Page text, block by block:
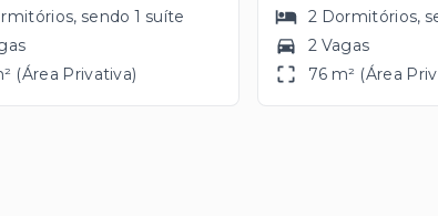
, sendo1 suíte
(Área Privativa)
2 Dormitórios,
2 Vagas
76 m² (Área